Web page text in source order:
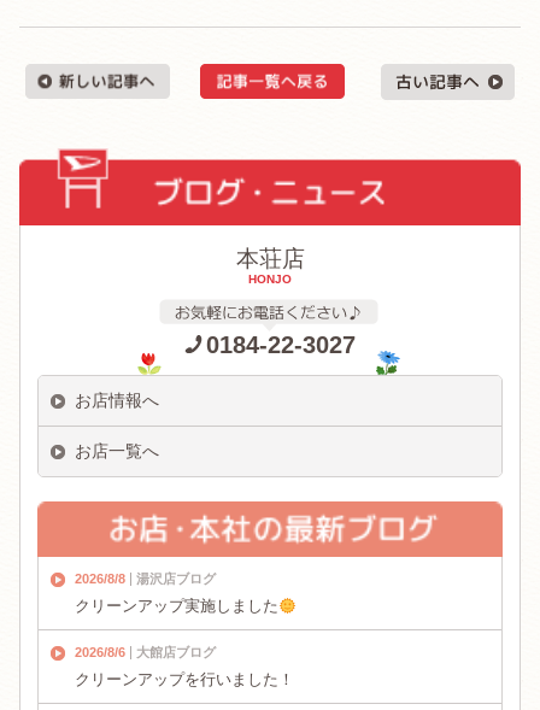
本荘店
HONJO
0184-22-3027
お店情報へ
お店一覧へ
2026/8/8 湯沢店ブログ
クリーンアップ実施しました
2026/8/6 大館店ブログ
クリーンアップを行いました！